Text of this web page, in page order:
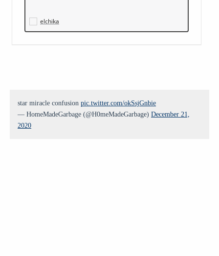
elchika
star miracle confusion pic.twitter.com/okSsjGnbie
— HomeMadeGarbage (@H0meMadeGarbage) December 21,
2020